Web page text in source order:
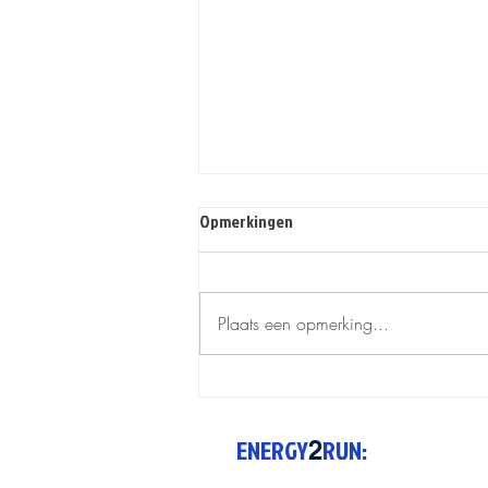
Joggen en Hittegolven
Opmerkingen
Plaats een opmerking...
ENERGY2RUN: